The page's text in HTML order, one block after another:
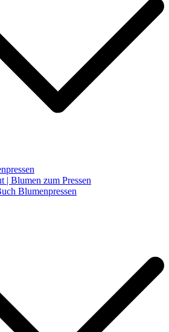
| Blumen zum Pressen
Blumenpressen